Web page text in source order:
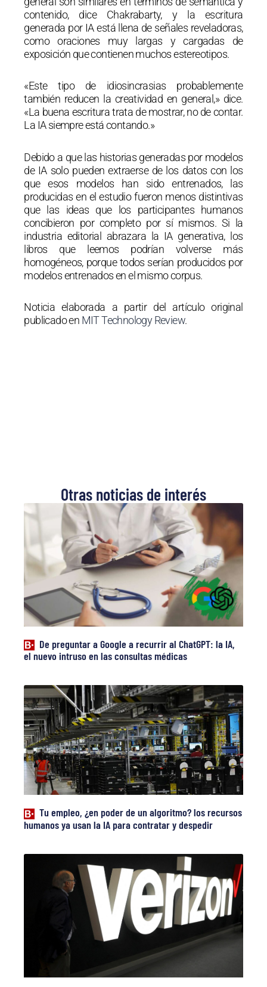
contenido, dice Chakrabarty, y la escritura
generada por IA está llena de señales reveladoras,
como oraciones muy largas y cargadas de
exposición que contienen muchos estereotipos.
«Este tipo de idiosincrasias probablemente
también reducen la creatividad en general,» dice.
«La buena escritura trata de mostrar, no de contar.
La IA siempre está contando.»
Debido a que las historias generadas por modelos
de IA solo pueden extraerse de los datos con los
que esos modelos han sido entrenados, las
producidas en el estudio fueron menos distintivas
que las ideas que los participantes humanos
concibieron por completo por sí mismos. Si la
industria editorial abrazara la IA generativa, los
libros que leemos podrían volverse más
homogéneos, porque todos serían producidos por
modelos entrenados en el mismo corpus.
Noticia elaborada a partir del artículo original
publicado en MIT Technology Review.
Otras noticias de interés
De preguntar a Google a recurrir al ChatGPT: la IA,
el nuevo intruso en las consultas médicas
Tu empleo, ¿en poder de un algoritmo? los recursos
humanos ya usan la IA para contratar y despedir